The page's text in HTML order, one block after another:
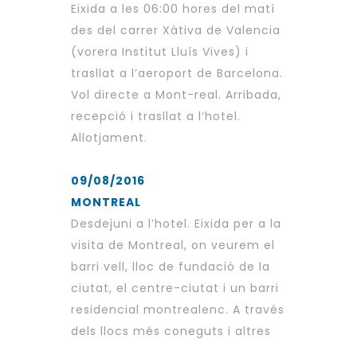
Eixida a les 06:00 hores del matí
des del carrer Xàtiva de Valencia
(vorera Institut Lluís Vives) i
trasllat a l’aeroport de Barcelona.
Vol directe a Mont-real. Arribada,
recepció i trasllat a l’hotel.
Allotjament.
09/08/2016
MONTREAL
Desdejuni a l’hotel. Eixida per a la
visita de Montreal, on veurem el
barri vell, lloc de fundació de la
ciutat, el centre-ciutat i un barri
residencial montrealenc. A través
dels llocs més coneguts i altres